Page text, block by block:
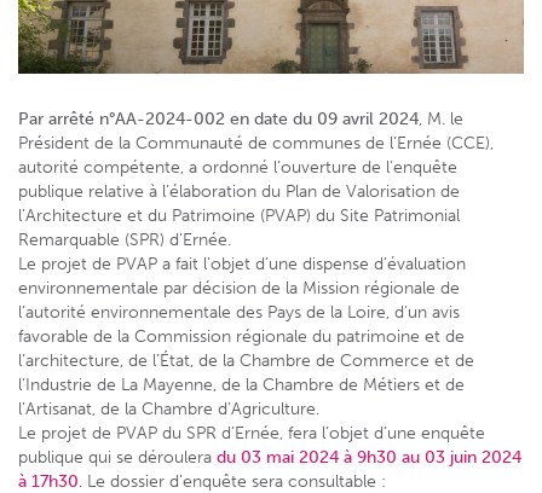
Par arrêté n°AA-2024-002 en date du 09 avril 2024, M. le
Président de la Communauté de communes de l’Ernée (CCE),
autorité compétente, a ordonné l’ouverture de l’enquête
publique relative à l’élaboration du Plan de Valorisation de
l’Architecture et du Patrimoine (PVAP) du Site Patrimonial
Remarquable (SPR) d’Ernée.
Le projet de PVAP a fait l’objet d’une dispense d’évaluation
environnementale par décision de la Mission régionale de
l’autorité environnementale des Pays de la Loire, d’un avis
favorable de la Commission régionale du patrimoine et de
l’architecture, de l’État, de la Chambre de Commerce et de
l’Industrie de La Mayenne, de la Chambre de Métiers et de
l’Artisanat, de la Chambre d’Agriculture.
Le projet de PVAP du SPR d’Ernée, fera l’objet d’une enquête
publique qui se déroulera du 03 mai 2024 à 9h30 au 03 juin 2024
à 17h30. Le dossier d’enquête sera consultable :